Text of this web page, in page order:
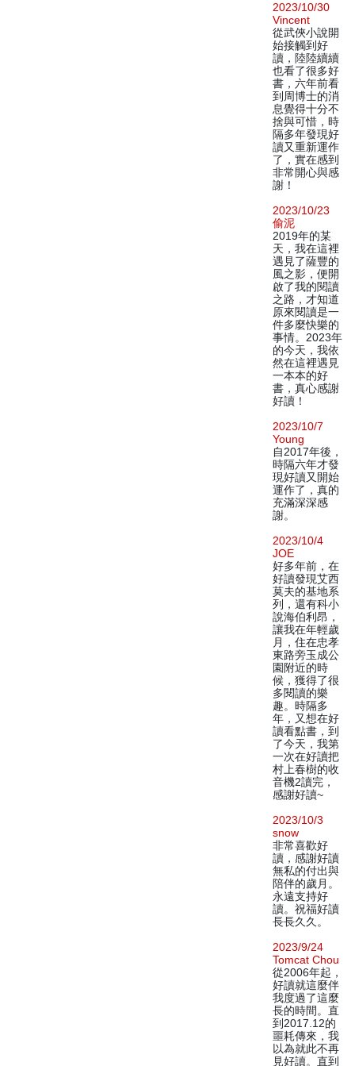
2023/10/30
Vincent
從武俠小說開
始接觸到好
讀，陸陸續續
也看了很多好
書，六年前看
到周博士的消
息覺得十分不
捨與可惜，時
隔多年發現好
讀又重新運作
了，實在感到
非常開心與感
謝！
2023/10/23
偷泥
2019年的某
天，我在這裡
遇見了薩豐的
風之影，便開
啟了我的閱讀
之路，才知道
原來閱讀是一
件多麼快樂的
事情。2023年
的今天，我依
然在這裡遇見
一本本的好
書，真心感謝
好讀！
2023/10/7
Young
自2017年後，
時隔六年才發
現好讀又開始
運作了，真的
充滿深深感
謝。
2023/10/4
JOE
好多年前，在
好讀發現艾西
莫夫的基地系
列，還有科小
說海伯利昂，
讓我在年輕歲
月，住在忠孝
東路旁玉成公
園附近的時
候，獲得了很
多閱讀的樂
趣。時隔多
年，又想在好
讀看點書，到
了今天，我第
一次在好讀把
村上春樹的收
音機2讀完，
感謝好讀~
2023/10/3
snow
非常喜歡好
讀，感謝好讀
無私的付出與
陪伴的歲月。
永遠支持好
讀。祝福好讀
長長久久。
2023/9/24
Tomcat Chou
從2006年起，
好讀就這麼伴
我度過了這麼
長的時間。直
到2017.12的
噩耗傳來，我
以為就此不再
見好讀。直到